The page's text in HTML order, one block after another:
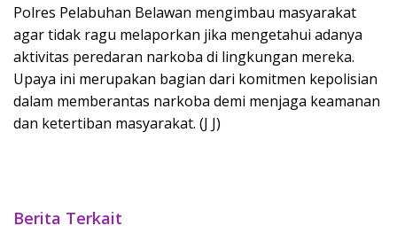
Polres Pelabuhan Belawan mengimbau masyarakat
agar tidak ragu melaporkan jika mengetahui adanya
aktivitas peredaran narkoba di lingkungan mereka.
Upaya ini merupakan bagian dari komitmen kepolisian
dalam memberantas narkoba demi menjaga keamanan
dan ketertiban masyarakat. (J J)
Berita Terkait